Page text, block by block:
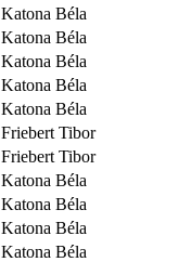
Katona Béla
Katona Béla
Katona Béla
Katona Béla
Katona Béla
Friebert Tibor
Friebert Tibor
Katona Béla
Katona Béla
Katona Béla
Katona Béla